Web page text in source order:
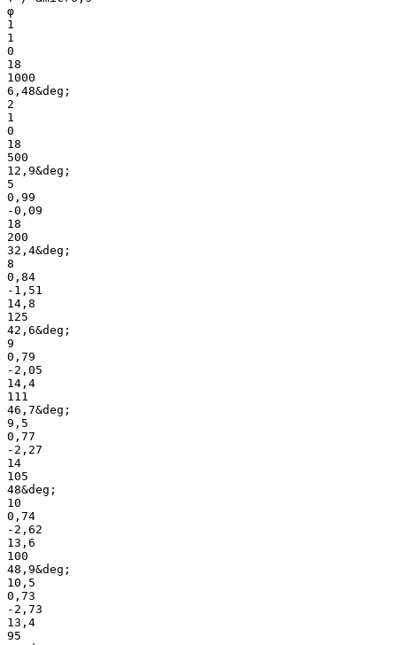
φ
1
1
0
18
1000
6,48&deg;
2
1
0
18
500
12,9&deg;
5
0,99
-0,09
18
200
32,4&deg;
8
0,84
-1,51
14,8
125
42,6&deg;
9
0,79
-2,05
14,4
111
46,7&deg;
9,5
0,77
-2,27
14
105
48&deg;
10
0,74
-2,62
13,6
100
48,9&deg;
10,5
0,73
-2,73
13,4
95